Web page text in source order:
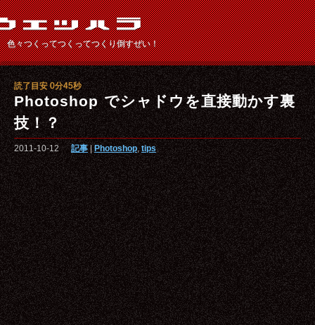
色々つくってつくってつくり倒すぜい！
Photoshop でシャドウを直接動かす裏
技！？
2011-10-12 記事|Photoshop,tips
読了目安 0分45秒